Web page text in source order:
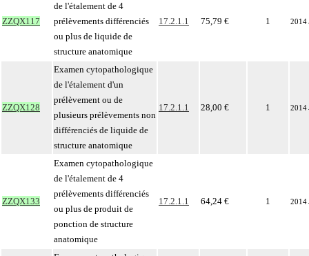
ZZQX117
de l'étalement de 4
prélèvements différenciés
ou plus de liquide de
structure anatomique
17.2.1.1 75,79 € 1 2014
ZZQX128
Examen cytopathologique
de l'étalement d'un
prélèvement ou de
plusieurs prélèvements non
différenciés de liquide de
structure anatomique
17.2.1.1 28,00 € 1 2014
ZZQX133
Examen cytopathologique
de l'étalement de 4
prélèvements différenciés
ou plus de produit de
ponction de structure
anatomique
17.2.1.1 64,24 € 1 2014